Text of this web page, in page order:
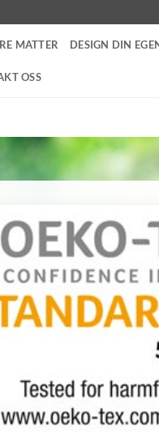
MATTER DESIGN DIN
OSS